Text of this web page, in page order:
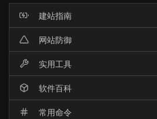
建站指南
网站防御
实用工具
软件百科
常用命令